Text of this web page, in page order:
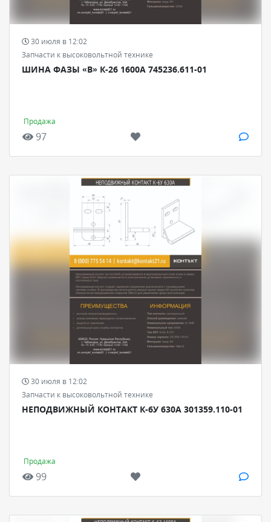
30 июля в 12:02
Запчасти к высоковольтной технике
ШИНА ФАЗЫ «В» К-26 1600А 745236.611-01
Продажа
97
30 июля в 12:02
Запчасти к высоковольтной технике
НЕПОДВИЖНЫЙ КОНТАКТ К-6У 630А 301359.110-01
Продажа
99